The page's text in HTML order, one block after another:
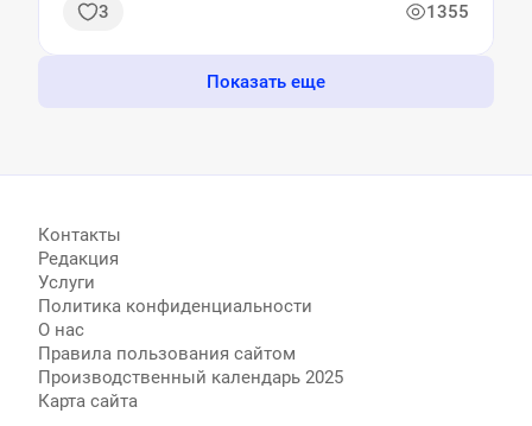
3 1355
Показать еще
Контакты
Редакция
Услуги
Политика конфиденциальности
О нас
Правила пользования сайтом
Производственный календарь 2025
Карта сайта